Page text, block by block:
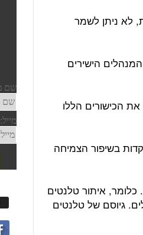
לא ניתן לשמר
הישירים
הכישורים הללו
בשיפור הצמיחה
כלומר, איתור טלנטים
גיוסם של טלנטים